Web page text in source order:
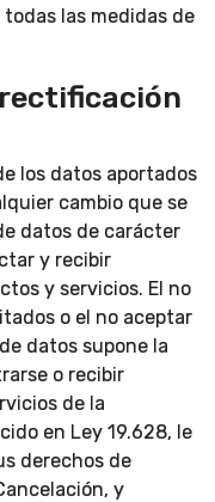
las medidas de
los datos aportados
cambio que se
datos de carácter
y recibir
y servicios. El no
o el no aceptar
datos supone la
o recibir
de la
en Ley 19.628, le
derechos de
y